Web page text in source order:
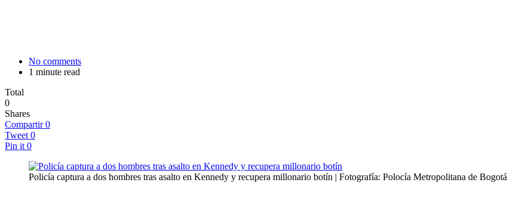
No comments
1 minute read
Total
0
Shares
Compartir 0
Tweet 0
Pin it 0
Policía captura a dos hombres tras asalto en Kennedy y recupera millonario botín | Fotografía: Polocía Metropolitana de Bogotá